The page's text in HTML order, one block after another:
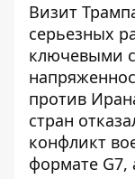
Визит
серьезных
ключевыми
против
стран
конфликт
формате G7,